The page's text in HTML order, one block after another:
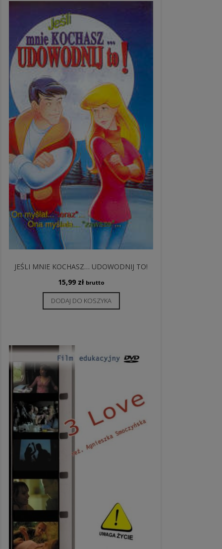
JEŚLI MNIE KOCHASZ… UDOWODNIJ TO!
15,99 zł brutto
DODAJ DO KOSZYKA